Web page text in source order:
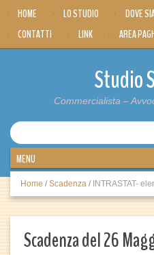
HOME LO STUDIO DOVE
CONTATTI
LINK AREA
Studio
Commercialista –
Home / Scadenza / INTRASTAT-
Scadenza del 26